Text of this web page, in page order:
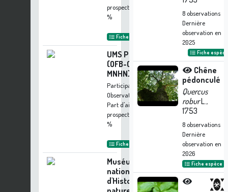
prospection :
%
Fiche organisme
UMS PatriNat
(OFB-CNRS-
MNHN)
Participation à 42
Observations
Part d'aide à la
prospection :
%
Fiche organisme
Muséum
national
d'Histoire
8observations
Dernière
observation en
2025
Fiche espèce
Chêne
pédonculé
Quercus
roburL.,
1753
8observations
Dernière
observation en
2026
Fiche espèce